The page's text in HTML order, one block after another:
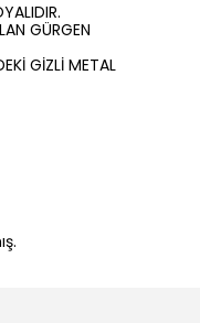
GÜRGEN
GİZLİ METAL